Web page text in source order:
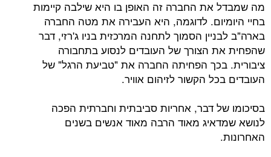
מה שמבדל את החברה זה האופן בו היא שילבה קיימות
בחיי היומיום. לדוגמה, היא העבירה את מטה החברה
בארה"ב לבניין הסמוך לתחנה המרכזית בניו ג'רזי, דבר
שהפחית את הצורך של העובדים לנסוע בתחבורה
ציבורית. בכך הפחיתה החברה את "טביעת הרגל" של
העובדים בכל הקשור לזיהום אוויר.
בסיכומו של דבר, אחריות סביבתית וחברתית הפכה
לנושא שמדאיג מאוד הרבה מאוד אנשים בשנים
האחרונות.